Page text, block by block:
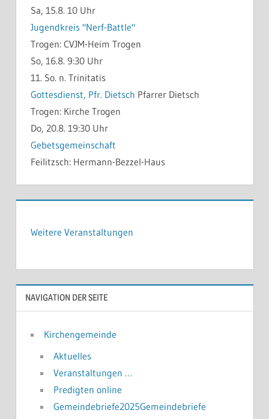
Sa, 15.8. 10 Uhr
Jugendkreis "Nerf-Battle"
Trogen: CVJM-Heim Trogen
So, 16.8. 9:30 Uhr
11. So. n. Trinitatis
Gottesdienst, Pfr. Dietsch Pfarrer Dietsch
Trogen: Kirche Trogen
Do, 20.8. 19:30 Uhr
Gebetsgemeinschaft
Feilitzsch: Hermann-Bezzel-Haus
Weitere Veranstaltungen
NAVIGATION DER SEITE
Kirchengemeinde
Aktuelles
Veranstaltungen …
Predigten online
Gemeindebriefe2025Gemeindebriefe